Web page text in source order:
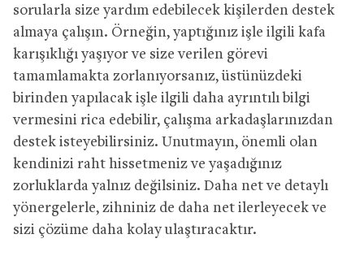
sorularla size yardım edebilecek kişilerden destek
almaya çalışın. Örneğin, yaptığınız işle ilgili kafa
karışıklığı yaşıyor ve size verilen görevi
tamamlamakta zorlanıyorsanız, üstünüzdeki
birinden yapılacak işle ilgili daha ayrıntılı bilgi
vermesini rica edebilir, çalışma arkadaşlarınızdan
destek isteyebilirsiniz. Unutmayın, önemli olan
kendinizi raht hissetmeniz ve yaşadığınız
zorluklarda yalnız değilsiniz. Daha net ve detaylı
yönergelerle, zihniniz de daha net ilerleyecek ve
sizi çözüme daha kolay ulaştıracaktır.